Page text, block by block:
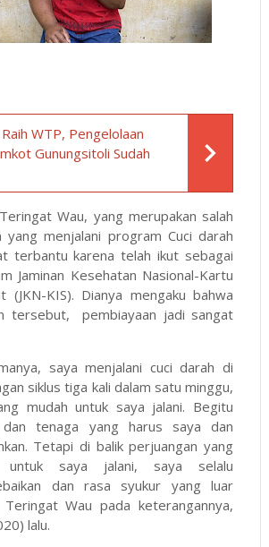
Raih WTP, Pengelolaan
Gunungsitoli Sudah
Wau, yang merupakan salah
yang menjalani program Cuci darah
terbantu karena telah ikut sebagai
Jaminan Kesehatan Nasional-Kartu
(JKN-KIS). Dianya mengaku bahwa
tersebut, pembiayaan jadi sangat
saya menjalani cuci darah di
siklus tiga kali dalam satu minggu,
mudah untuk saya jalani. Begitu
dan tenaga yang harus saya dan
Tetapi di balik perjuangan yang
saya jalani, saya selalu
dan rasa syukur yang luar
Wau pada keterangannya,
lalu.